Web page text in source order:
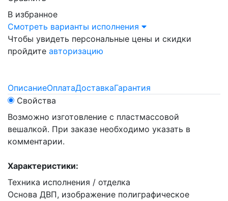
В избранное
Смотреть варианты исполнения
Чтобы увидеть персональные цены и скидки
пройдите авторизацию
ОписаниеОплатаДоставкаГарантия
Свойства
Возможно изготовление с пластмассовой
вешалкой. При заказе необходимо указать в
комментарии.
Характеристики:
Техника исполнения / отделка
Основа ДВП, изображение полиграфическое